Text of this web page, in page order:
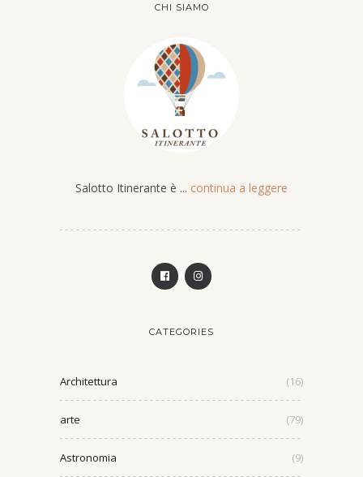
CHI SIAMO
Salotto Itinerante è ... continua a leggere
CATEGORIES
Architettura (16)
arte (79)
Astronomia (9)